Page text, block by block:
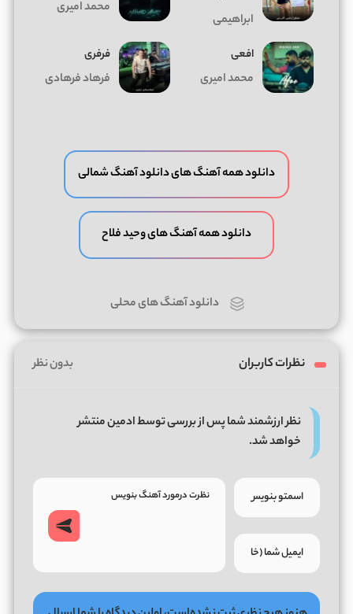
ابراهیمی
محمد امیری
افعی
محمد امیری
فرفری
فرهاد فرهادی
دانلود همه آهنگ های دانلود آهنگ شمالی
دانلود همه آهنگ های وحید فلاح
دانلود آهنگ های محلی
نظرات کاربران بدون نظر
نظر ارزشمند شما پس از بررسی توسط ادمین منتشر
خواهد شد.